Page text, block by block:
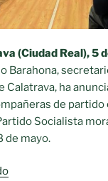
(Ciudad Real), 5
Barahona,
Calatrava, ha
de partido
Socialista
de mayo.
«Juan